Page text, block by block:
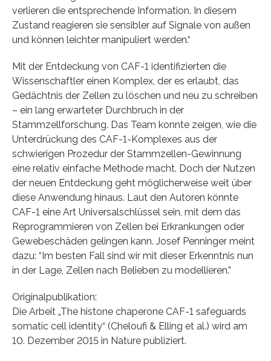
verlieren die entsprechende Information. In diesem
Zustand reagieren sie sensibler auf Signale von außen
und können leichter manipuliert werden.“
Mit der Entdeckung von CAF-1 identifizierten die
Wissenschaftler einen Komplex, der es erlaubt, das
Gedächtnis der Zellen zu löschen und neu zu schreiben
– ein lang erwarteter Durchbruch in der
Stammzellforschung. Das Team konnte zeigen, wie die
Unterdrückung des CAF-1-Komplexes aus der
schwierigen Prozedur der Stammzellen-Gewinnung
eine relativ einfache Methode macht. Doch der Nutzen
der neuen Entdeckung geht möglicherweise weit über
diese Anwendung hinaus. Laut den Autoren könnte
CAF-1 eine Art Universalschlüssel sein, mit dem das
Reprogrammieren von Zellen bei Erkrankungen oder
Gewebeschäden gelingen kann. Josef Penninger meint
dazu: “Im besten Fall sind wir mit dieser Erkenntnis nun
in der Lage, Zellen nach Belieben zu modellieren.”
Originalpublikation:
Die Arbeit „The histone chaperone CAF-1 safeguards
somatic cell identity“ (Cheloufi & Elling et al.) wird am
10. Dezember 2015 in Nature publiziert.